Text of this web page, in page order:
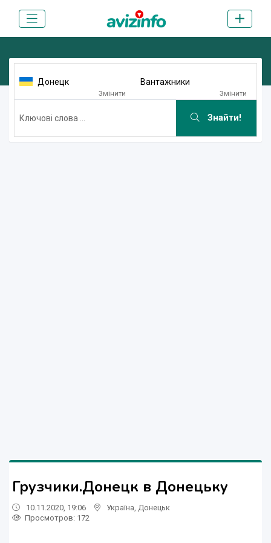
Донецк
Змінити
Вантажники
Змінити
Знайти!
Грузчики.Донецк в Донецьку
10.11.2020, 19:06 Україна Донецьк
Просмотров: 172